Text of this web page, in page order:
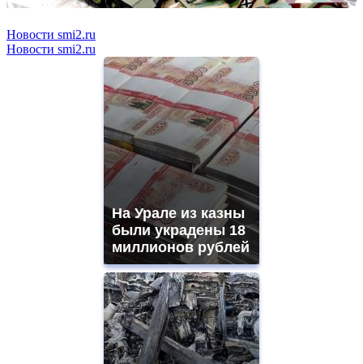
Новости smi2.ru
Новости smi2.ru
На Урале из казны
были украдены 18
миллионов рублей